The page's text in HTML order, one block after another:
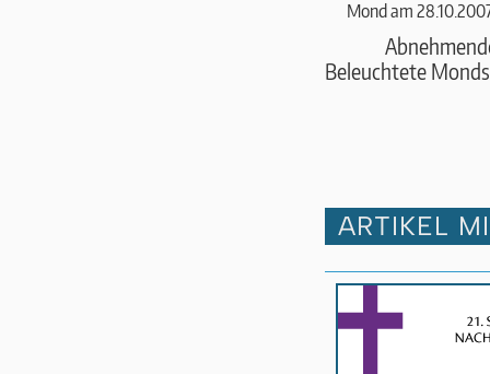
Mond am
Beleuchtete
ARTIKEL